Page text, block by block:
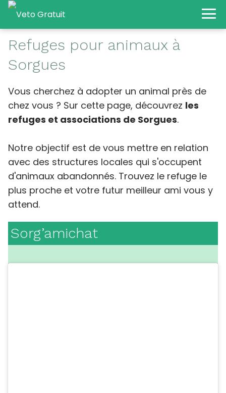
Refuges pour animaux à
Sorgues
Vous cherchez à adopter un animal près de
chez vous ? Sur cette page, découvrez les
refuges et associations de Sorgues.
Notre objectif est de vous mettre en relation
avec des structures locales qui s'occupent
d'animaux abandonnés. Trouvez le refuge le
plus proche et votre futur meilleur ami vous y
attend.
Sorg’amichat